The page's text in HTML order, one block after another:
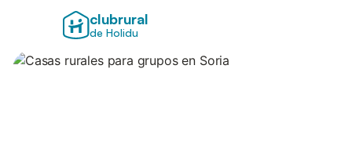
clubrural
de Holidu